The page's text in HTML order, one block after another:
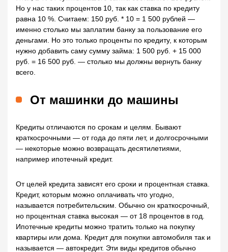
Но у нас таких процентов 10, так как ставка по кредиту
равна 10 %. Считаем: 150 руб. * 10 = 1 500 рублей —
именно столько мы заплатим банку за пользование его
деньгами. Но это только проценты по кредиту, к которым
нужно добавить саму сумму займа: 1 500 руб. + 15 000
руб. = 16 500 руб. — столько мы должны вернуть банку
всего.
От машинки до машины
Кредиты отличаются по срокам и целям. Бывают
краткосрочными — от года до пяти лет, и долгосрочными
— некоторые можно возвращать десятилетиями,
например ипотечный кредит.
От целей кредита зависят его сроки и процентная ставка.
Кредит, которым можно оплачивать что угодно,
называется потребительским. Обычно он краткосрочный,
но процентная ставка высокая — от 18 процентов в год.
Ипотечные кредиты можно тратить только на покупку
квартиры или дома. Кредит для покупки автомобиля так и
называется — автокредит. Эти виды кредитов обычно